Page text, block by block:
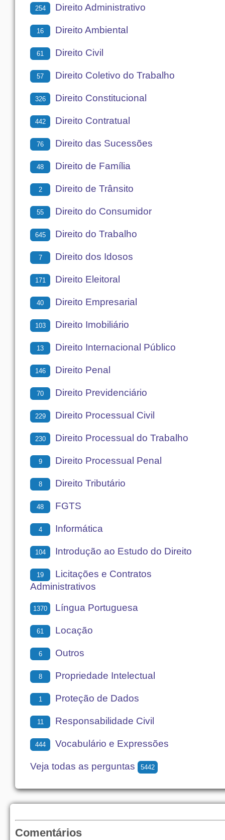
254 Direito Administrativo
16 Direito Ambiental
61 Direito Civil
57 Direito Coletivo do Trabalho
326 Direito Constitucional
442 Direito Contratual
76 Direito das Sucessões
48 Direito de Família
2 Direito de Trânsito
55 Direito do Consumidor
645 Direito do Trabalho
7 Direito dos Idosos
171 Direito Eleitoral
40 Direito Empresarial
103 Direito Imobiliário
13 Direito Internacional Público
146 Direito Penal
70 Direito Previdenciário
229 Direito Processual Civil
230 Direito Processual do Trabalho
9 Direito Processual Penal
8 Direito Tributário
48 FGTS
4 Informática
104 Introdução ao Estudo do Direito
19
Licitações e Contratos
Administrativos
1370 Língua Portuguesa
61 Locação
6 Outros
8 Propriedade Intelectual
1 Proteção de Dados
11 Responsabilidade Civil
444 Vocabulário e Expressões
Veja todas as perguntas 5442
Comentários